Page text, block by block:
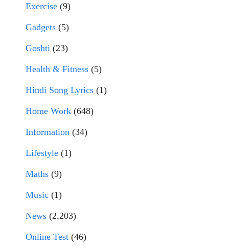
Exercise (9)
Gadgets (5)
Goshti (23)
Health & Fitness (5)
Hindi Song Lyrics (1)
Home Work (648)
Information (34)
Lifestyle (1)
Maths (9)
Music (1)
News (2,203)
Online Test (46)